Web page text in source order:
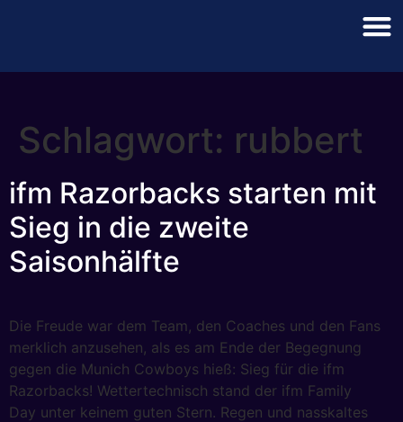
Schlagwort: rubbert
ifm Razorbacks starten mit
Sieg in die zweite
Saisonhälfte
Die Freude war dem Team, den Coaches und den Fans
merklich anzusehen, als es am Ende der Begegnung
gegen die Munich Cowboys hieß: Sieg für die ifm
Razorbacks! Wettertechnisch stand der ifm Family
Day unter keinem guten Stern. Regen und nasskaltes